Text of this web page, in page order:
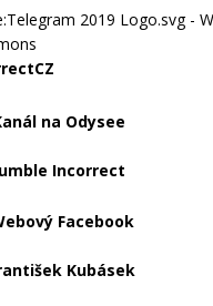
na Odysee
Incorrect
Facebook
Kubásek